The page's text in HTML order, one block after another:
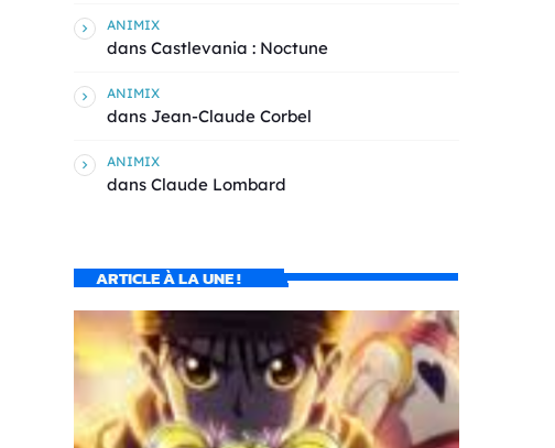
ANIMIX
dans Castlevania : Noctune
ANIMIX
dans Jean-Claude Corbel
ANIMIX
dans Claude Lombard
ARTICLE À LA UNE !